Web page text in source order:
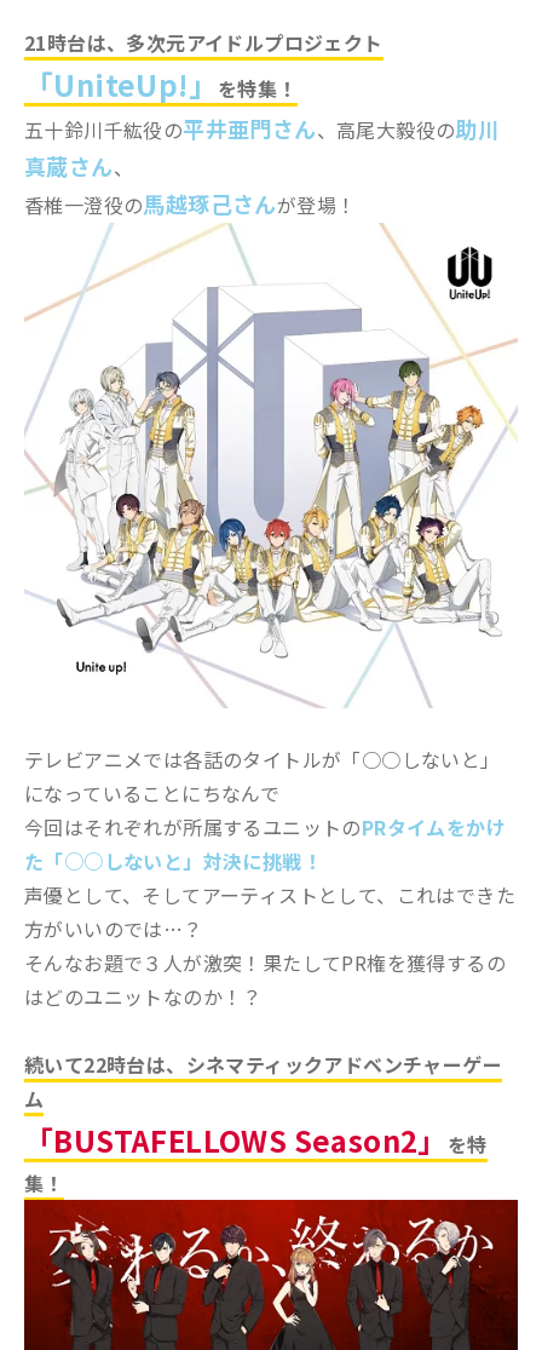
21時台は、多次元アイドルプロジェクト
「UniteUp!」
を特集！
五十鈴川千紘役の平井亜門さん、高尾大毅役の助川
真蔵さん、
香椎一澄役の馬越琢己さんが登場！
テレビアニメでは各話のタイトルが「○○しないと」
になっていることにちなんで
今回はそれぞれが所属するユニットのPRタイムをかけ
た「○○しないと」対決に挑戦！
声優として、そしてアーティストとして、これはできた
方がいいのでは…？
そんなお題で３人が激突！果たしてPR権を獲得するの
はどのユニットなのか！？
続いて22時台は、シネマティックアドベンチャーゲー
ム
「BUSTAFELLOWS Season2」
を特
集！